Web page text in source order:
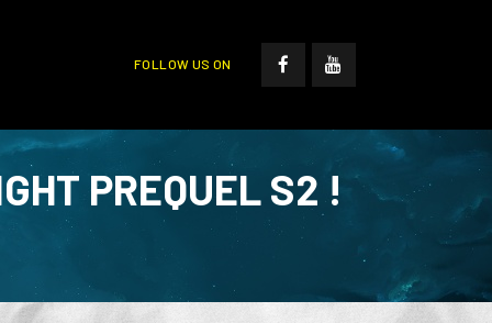
FOLLOW US ON
PREQUEL S2 !